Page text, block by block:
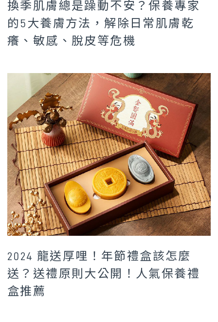
換季肌膚總是躁動不安？保養專家
的5大養膚方法，解除日常肌膚乾
癢、敏感、脫皮等危機
2024 龍送厚哩！年節禮盒該怎麼
送？送禮原則大公開！人氣保養禮
盒推薦